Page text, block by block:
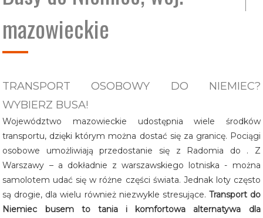
mazowieckie
TRANSPORT OSOBOWY DO NIEMIEC?
WYBIERZ BUSA!
Województwo mazowieckie udostępnia wiele środków
transportu, dzięki którym można dostać się za granicę. Pociągi
osobowe umożliwiają przedostanie się z Radomia do . Z
Warszawy – a dokładnie z warszawskiego lotniska - można
samolotem udać się w różne części świata. Jednak loty często
są drogie, dla wielu również niezwykle stresujące. Transport do
Niemiec busem to tania i komfortowa alternatywa dla